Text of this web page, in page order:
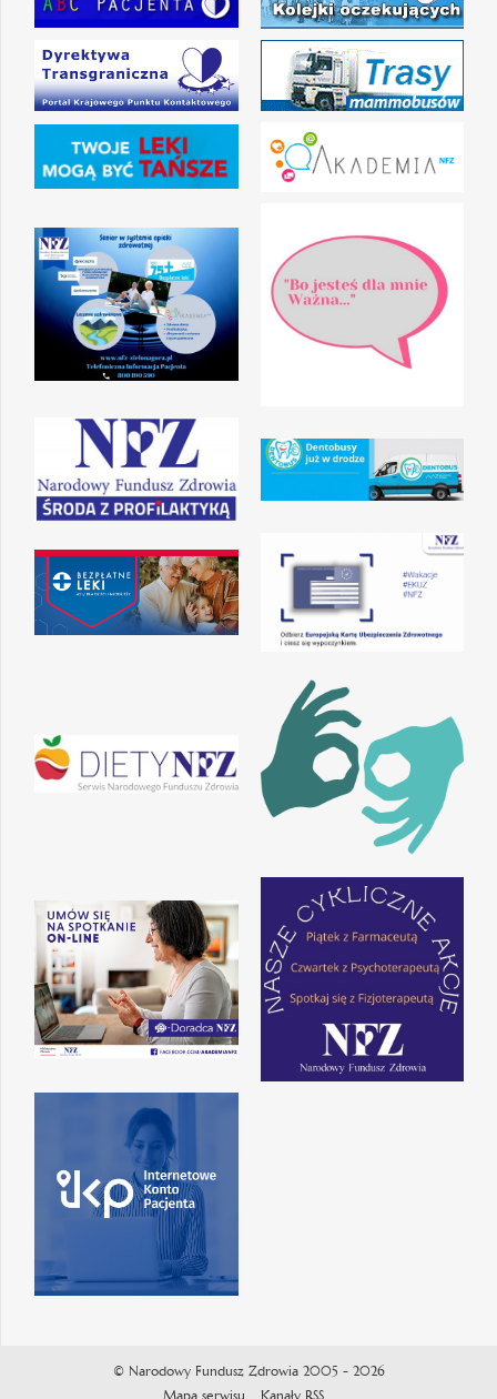
© Narodowy Fundusz Zdrowia 2005 - 2026